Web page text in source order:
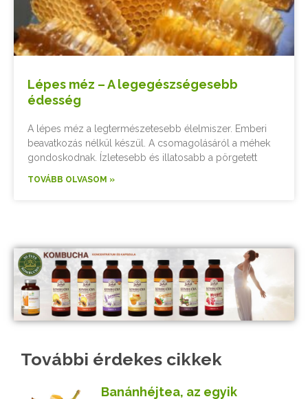
Lépes méz – A legegészségesebb
édesség
A lépes méz a legtermészetesebb élelmiszer. Emberi
beavatkozás nélkül készül. A csomagolásáról a méhek
gondoskodnak. Ízletesebb és illatosabb a pörgetett
TOVÁBB OLVASOM »
További érdekes cikkek
Banánhéjtea, az egyik